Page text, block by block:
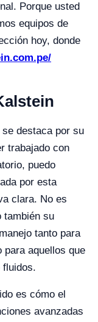
Porque usted
equipos de
hoy, donde
destaca por su
trabajado con
puedo
por esta
clara. No es
también su
tanto para
para aquellos que
fluidos.
es cómo el
avanzadas